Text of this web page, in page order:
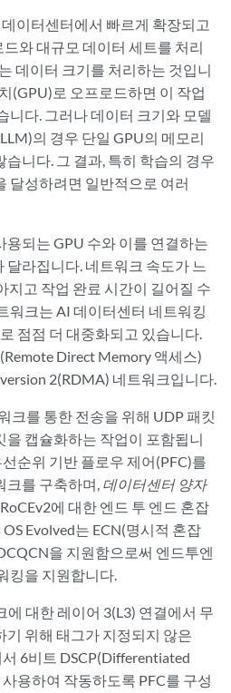
이터센터에서 빠르게 확장되고
와 대규모 데이터 세트를 처리
데이터 크기를 처리하는 것입니
(GPU)로 오프로드하면 이 작업
니다. 그러나 데이터 크기와 모델
의 경우 단일 GPU의 메모리
니다. 그 결과, 특히 학습의 경우
달성하려면 일반적으로 여러
되는 GPU 수와 이를 연결하는
라집니다. 네트워크 속도가 느
지고 작업 완료 시간이 길어질 수
워크는 AI 데이터센터 네트워킹
점점 더 대중화되고 있습니다.
Direct Memory 액세스)
2(RDMA) 네트워크입니다.
크를 통한 전송을 위해 UDP 패킷
을 캡슐화하는 작업이 포함됩니
순위 기반 플로우 제어(PFC)를
크를 구축하며, 데이터센터 양자
에 대한 엔드 투 엔드 혼잡
Evolved는 ECN(명시적 혼잡
을 지원함으로써 엔드투엔
킹을 지원합니다.
에 대한 레이어 3(L3) 연결에서 무
기 위해 태그가 지정되지 않은
6비트 DSCP(Differentiated
용하여 작동하도록 PFC를 구성